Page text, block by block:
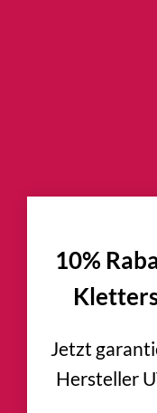
10%
Jetzt
Hersteller